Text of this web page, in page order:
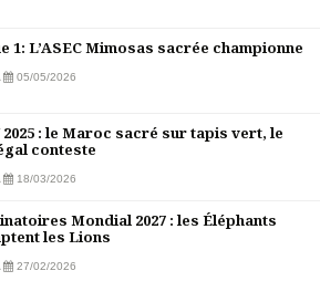
1: L’ASEC Mimosas sacrée championne
05/05/2026
2025 : le Maroc sacré sur tapis vert, le
conteste
18/03/2026
Mondial 2027 : les Éléphants
les Lions
27/02/2026